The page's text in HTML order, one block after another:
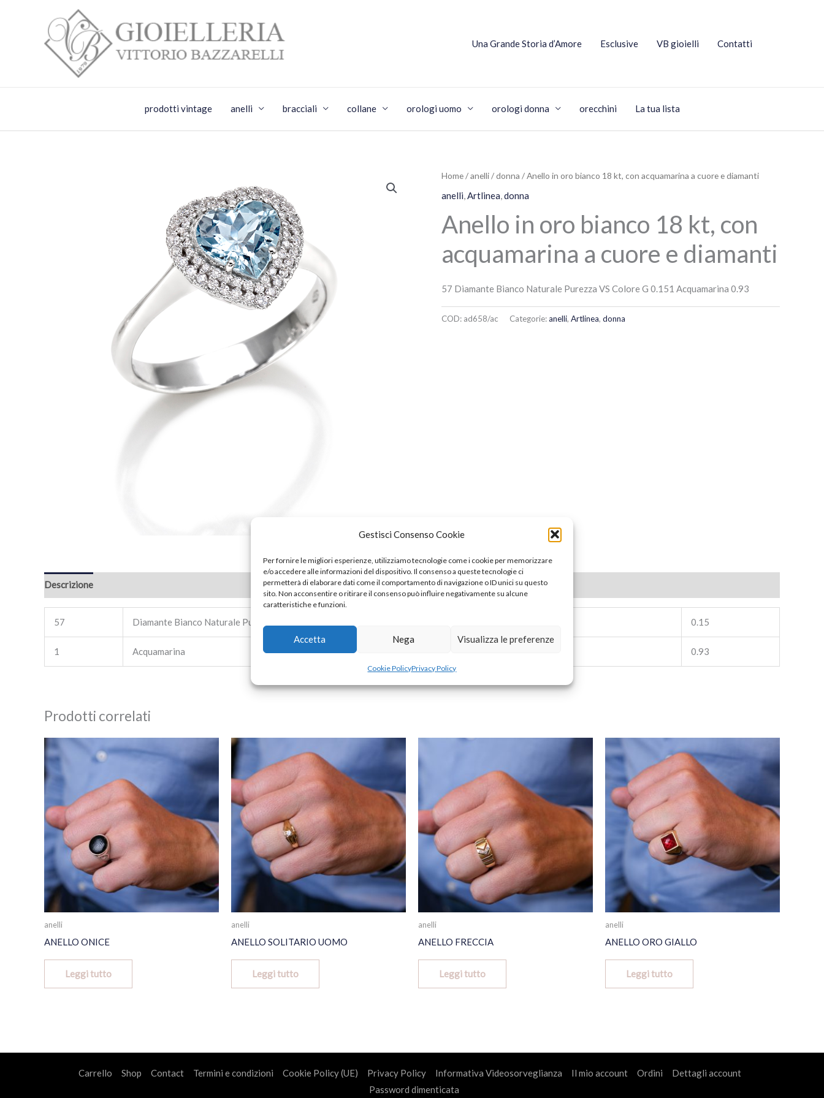
Gestisci Consenso Cookie
Per fornire le migliori esperienze, utilizziamo tecnologie come i cookie per memorizzare
e/o accedere alle informazioni del dispositivo. Il consenso a queste tecnologie ci
permetterà di elaborare dati come il comportamento di navigazione o ID unici su questo
sito. Non acconsentire o ritirare il consenso può influire negativamente su alcune
caratteristiche e funzioni.
Accetta Nega Visualizza le preferenze
Cookie PolicyPrivacy Policy
Una Grande Storia d’Amore Esclusive VB gioielli Contatti
prodotti vintage anelli bracciali collane orologi uomo orologi donna orecchini La tua lista
Home/anelli/donna / Anello in oro bianco 18 kt, con acquamarina a cuore e diamanti
anelli,Artlinea,donna
Anello in oro bianco 18 kt, con
acquamarina a cuore e diamanti
57 Diamante Bianco Naturale Purezza VS Colore G 0.151 Acquamarina 0.93
COD: ad658/ac Categorie:anelli, Artlinea, donna
Descrizione
57 Diamante Bianco Naturale Purezza VS Colore G 0.15
1 Acquamarina 0.93
Prodotti correlati
anelli
ANELLO ONICE
Leggi tutto
anelli
ANELLO SOLITARIO UOMO
Leggi tutto
anelli
ANELLO FRECCIA
Leggi tutto
anelli
ANELLO ORO GIALLO
Leggi tutto
Carrello Shop Contact Termini e condizioni Cookie Policy (UE) Privacy Policy Informativa Videosorveglianza Il mio account Ordini
Dettagli account
Password dimenticata